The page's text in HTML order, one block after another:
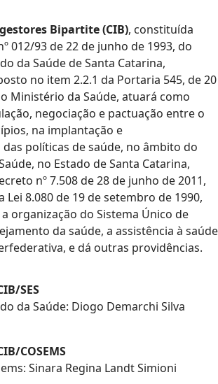
Bipartite (CIB), constituída
012/93 de 22 de junho de 1993, do
da Saúde de Santa Catarina,
no item 2.2.1 da Portaria 545, de 20
Ministério da Saúde, atuará como
negociação e pactuação entre o
na implantação e
políticas de saúde, no âmbito do
no Estado de Santa Catarina,
nº 7.508 de 28 de junho de 2011,
8.080 de 19 de setembro de 1990,
organização do Sistema Único de
da saúde, a assistência à saúde
e dá outras providências.
SES
da Saúde: Diogo Demarchi Silva
COSEMS
Sinara Regina Landt Simioni